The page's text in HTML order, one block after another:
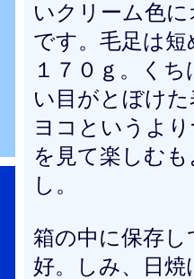
いクリーム色
です。毛足は
１７０ｇ。く
い目がとぼけ
ヨコというよ
を見て楽しむ
し。
箱の中に保存
好。しみ、日